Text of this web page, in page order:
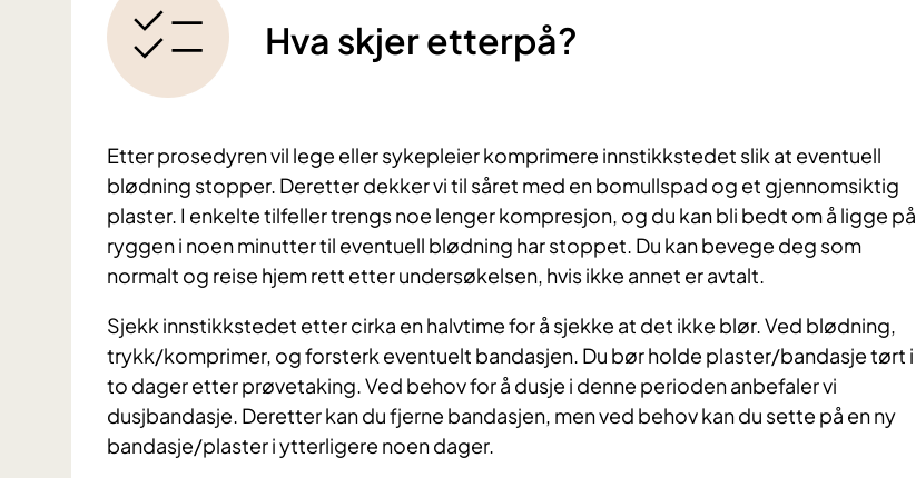
Hva skjer etterpå?
Etter prosedyren vil lege eller sykepleier komprimere innstikkstedet slik at eventuell
blødning stopper. Deretter dekker vi til såret med en bomullspad og et gjennomsiktig
plaster. I enkelte tilfeller trengs noe lenger kompresjon, og du kan bli bedt om å ligge på
ryggen i noen minutter til eventuell blødning har stoppet. Du kan bevege deg som
normalt og reise hjem rett etter undersøkelsen, hvis ikke annet er avtalt.
Sjekk innstikkstedet etter cirka en halvtime for å sjekke at det ikke blør. Ved blødning,
trykk/komprimer, og forsterk eventuelt bandasjen. Du bør holde plaster/bandasje tørt i
to dager etter prøvetaking. Ved behov for å dusje i denne perioden anbefaler vi
dusjbandasje. Deretter kan du fjerne bandasjen, men ved behov kan du sette på en ny
bandasje/plaster i ytterligere noen dager.